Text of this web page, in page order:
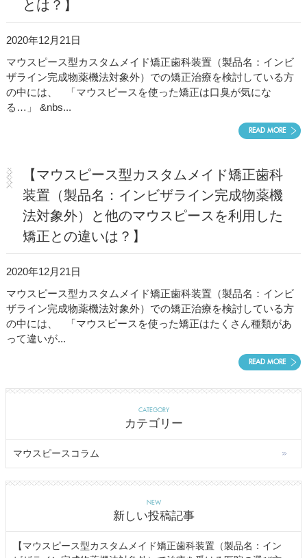
とは？】
2020年12月21日
マウスピース型カスタムメイド矯正歯科装置（製品名：インビ
ザライン完成物薬機法対象外）での矯正治療を検討している方
の中には、 「マウスピースを使った矯正は口臭が気にな
る…」 &nbs...
READ MORE
【マウスピース型カスタムメイド矯正歯科
装置（製品名：インビザライン完成物薬機
法対象外）と他のマウスピースを利用した
矯正との違いは？】
2020年12月21日
マウスピース型カスタムメイド矯正歯科装置（製品名：インビ
ザライン完成物薬機法対象外）での矯正治療を検討している方
の中には、 「マウスピースを使った矯正はたくさん種類があ
って違いが...
READ MORE
CATEGORY
カテゴリー
マウスピースコラム
NEW
新しい投稿記事
【マウスピース型カスタムメイド矯正歯科装置（製品名：イン